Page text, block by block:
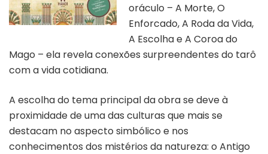
oráculo – A Morte, O
Enforcado, A Roda da Vida,
A Escolha e A Coroa do
Mago – ela revela conexões surpreendentes do tarô
com a vida cotidiana.
A escolha do tema principal da obra se deve à
proximidade de uma das culturas que mais se
destacam no aspecto simbólico e nos
conhecimentos dos mistérios da natureza: o Antigo